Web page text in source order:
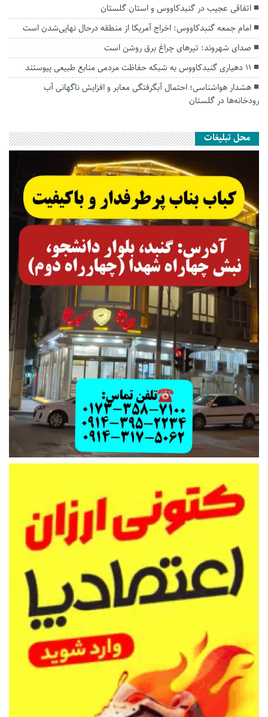
اتفاقی عجیب در‌ گنبدکاووس و استان گلستان
امام جمعه گنبدکاووس: اخراج آمریکا از منطقه درحال نهایی‌شدن است
صدای شهروند: تیرهای چراغ برق روشن است
۱۱ دهیاری گنبدکاووس به شبکه حفاظت مردمی منابع طبیعی پیوستند
هشدار هواشناسی؛ احتمال آبگرفتگی معابر و افزایش ناگهانی آب
رودخانه‌ها در گلستان
محل تبلیغات